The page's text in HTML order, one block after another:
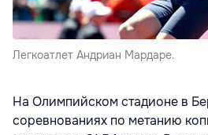
Легкоатлет Андриан Мардаре.
На Олимпийском стадионе в
соревнованиях по метанию